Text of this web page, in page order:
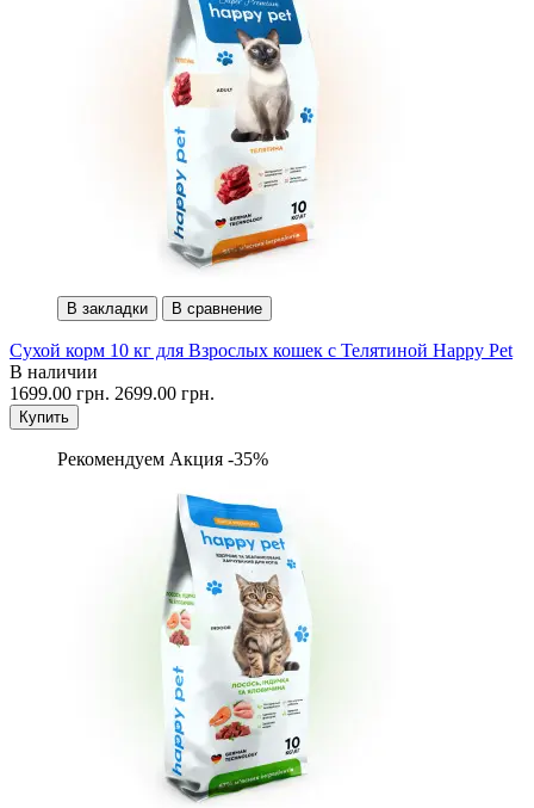
В закладки В сравнение
Сухой корм 10 кг для Взрослых кошек с Телятиной Happy Pet
В наличии
1699.00 грн. 2699.00 грн.
Купить
Рекомендуем Акция -35%